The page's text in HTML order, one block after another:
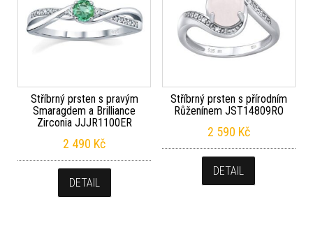
Stříbrný prsten s pravým
Smaragdem a Brilliance
Zirconia JJJR1100ER
2 490 Kč
DETAIL
Stříbrný prsten s přírodním
Růženínem JST14809RO
2 590 Kč
DETAIL